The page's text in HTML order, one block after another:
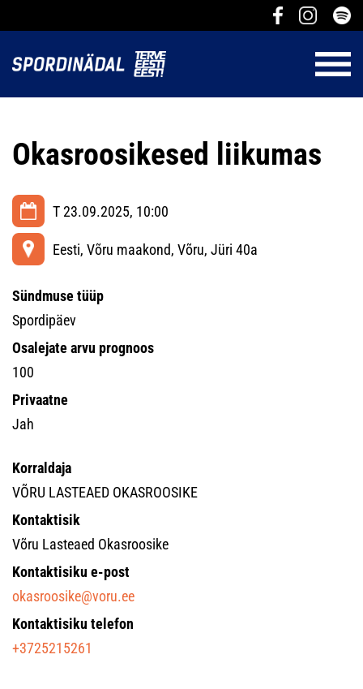
Okasroosikesed liikumas
T 23.09.2025, 10:00
Eesti, Võru maakond, Võru, Jüri 40a
Sündmuse tüüp
Spordipäev
Osalejate arvu prognoos
100
Privaatne
Jah
Korraldaja
VÕRU LASTEAED OKASROOSIKE
Kontaktisik
Võru Lasteaed Okasroosike
Kontaktisiku e-post
okasroosike@voru.ee
Kontaktisiku telefon
+3725215261